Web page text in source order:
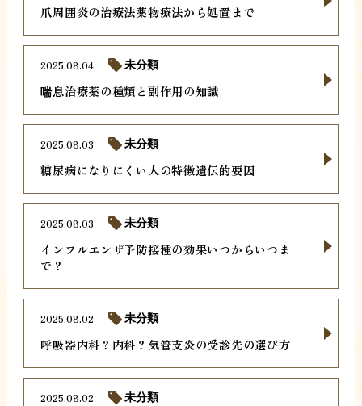
爪周囲炎の治療法薬物療法から処置まで
喘息治療薬の種類と副作用の知識
2025.08.04 未分類
糖尿病になりにくい人の特徴遺伝的要因
2025.08.03 未分類
インフルエンザ予防接種の効果いつからいつま
で？
2025.08.03 未分類
呼吸器内科？内科？気管支炎の受診先の選び方
2025.08.02 未分類
2025.08.02 未分類